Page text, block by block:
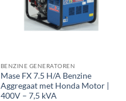
BENZINE GENERATOREN
Mase FX 7.5 H/A Benzine
Aggregaat met Honda Motor |
400V – 7,5 kVA